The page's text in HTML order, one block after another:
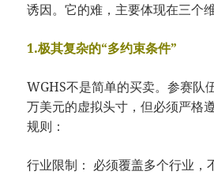
诱因。它的难，主要体现在三个
1.极其复杂的“多约束条件”
WGHS不是简单的买卖。参赛队
万美元的虚拟头寸，但必须严格
规则：
行业限制： 必须覆盖多个行业，